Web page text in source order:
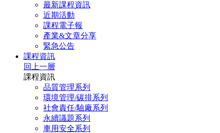
最新課程資訊
近期活動
課程電子報
產業&文章分享
緊急公告
課程資訊
回上一層
課程資訊
品質管理系列
環境管理/碳排系列
社會責任/驗廠系列
永續議題系列
車用安全系列